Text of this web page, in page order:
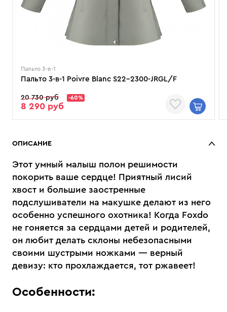
Пальто 3-в-1
Пальто 3-в-1 Poivre Blanc S22-2300-JRGL/F
20 730 руб -60%
8 290 руб
ОПИСАНИЕ
Этот умный малыш полон решимости
покорить ваше сердце! Приятный лисий
хвост и большие заостренные
подслушиватели на макушке делают из него
особенно успешного охотника! Когда Foxdo
не гоняется за сердцами детей и родителей,
он любит делать склоны небезопасными
своими шустрыми ножками — верный
девизу: кто прохлаждается, тот ржавеет!
Особенности: